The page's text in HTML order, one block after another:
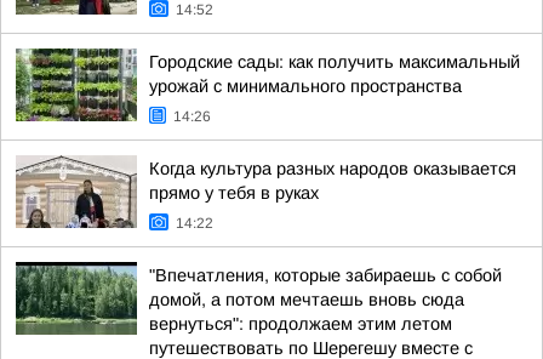
14:52
Городские сады: как получить максимальный
урожай с минимального пространства
14:26
Когда культура разных народов оказывается
прямо у тебя в руках
14:22
"Впечатления, которые забираешь с собой
домой, а потом мечтаешь вновь сюда
вернуться": продолжаем этим летом
путешествовать по Шерегешу вместе с